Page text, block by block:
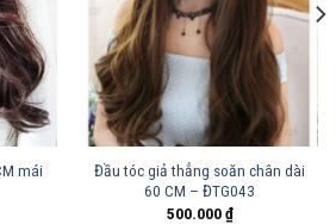
mái
Đầu tóc giả thẳng soăn chân dài
60 CM – ĐTG043
500.000₫